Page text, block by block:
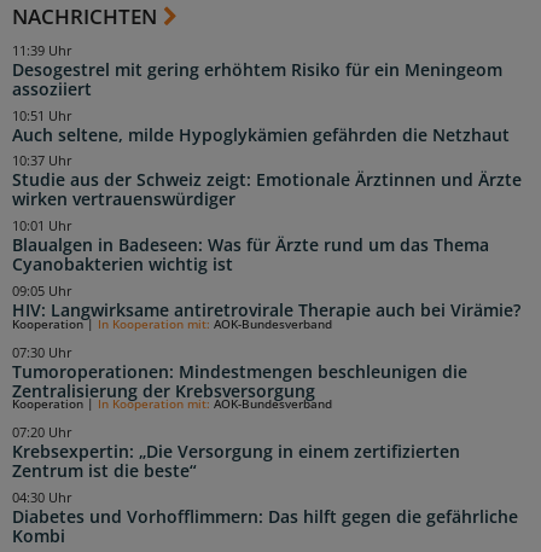
NACHRICHTEN
Desogestrel mit gering erhöhtem Risiko für ein Meningeom
assoziiert
11:39 Uhr
Auch seltene, milde Hypoglykämien gefährden die Netzhaut
10:51 Uhr
Studie aus der Schweiz zeigt: Emotionale Ärztinnen und Ärzte
wirken vertrauenswürdiger
10:37 Uhr
Blaualgen in Badeseen: Was für Ärzte rund um das Thema
Cyanobakterien wichtig ist
10:01 Uhr
HIV: Langwirksame antiretrovirale Therapie auch bei Virämie?
09:05 Uhr
Tumoroperationen: Mindestmengen beschleunigen die
Zentralisierung der Krebsversorgung
Kooperation| In Kooperation mit: AOK-Bundesverband
07:30 Uhr
Krebsexpertin: „Die Versorgung in einem zertifizierten
Zentrum ist die beste“
Kooperation In Kooperation mit: AOK-Bundesverband
07:20 Uhr
Diabetes und Vorhofflimmern: Das hilft gegen die gefährliche
Kombi
04:30 Uhr